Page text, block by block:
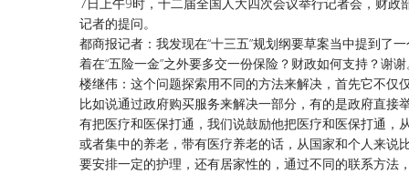
记者的提问。
都商报记者：我发现在“十三五”规划纲要草案当中提到了
着在“五险一金”之外要多交一份保险？财政如何支持？谢
楼继伟：这个问题探索用不同的方法来解决，首先它不
比如说通过政府购买服务来解决一部分，有的是政府直
有把医疗和医保打通，我们说鼓励他把医疗和医保打通
或者集中的养老，带有医疗养老的话，从国家和个人来
要安排一定的护理，还有居家性的，通过不同的联系方